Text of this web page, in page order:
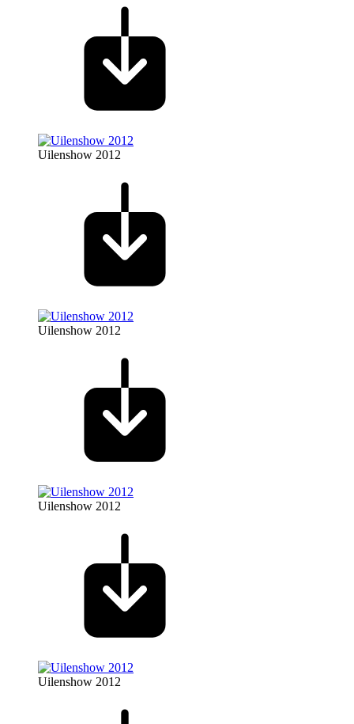
Uilenshow 2012
Uilenshow 2012
Uilenshow 2012
Uilenshow 2012